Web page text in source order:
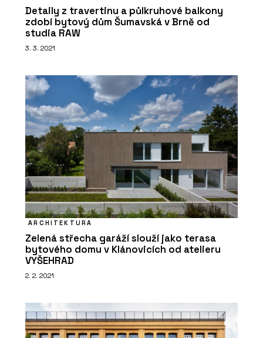
Detaily z travertinu a půlkruhové balkony
zdobí bytový dům Šumavská v Brně od
studia RAW
3. 3. 2021
ARCHITEKTURA
Zelená střecha garáží slouží jako terasa
bytového domu v Klánovicích od atelieru
VYŠEHRAD
2. 2. 2021